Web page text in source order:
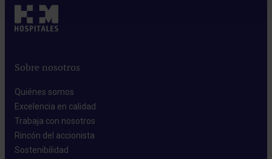
Sobre nosotros
Quiénes somos​
Excelencia en calidad​
Trabaja con nosotros​
Rincón del accionista​
Sostenibilidad​